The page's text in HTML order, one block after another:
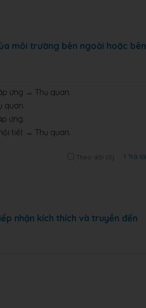
môi trường bên ngoài hoặc bên
ứng → Thụ quan.
quan.
ứng.
tiết → Thụ quan.
Theo dõi (0) 1 Trả lời
nhận kích thích và truyền đến